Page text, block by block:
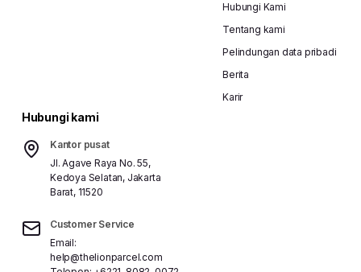
Hubungi Kami
Tentang kami
Pelindungan data pribadi
Berita
Karir
Hubungi kami
Kantor pusat
Jl. Agave Raya No. 55,
Kedoya Selatan, Jakarta
Barat, 11520
Customer Service
Email:
help@thelionparcel.com